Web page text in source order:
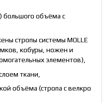
большого объёма с
стропы системы MOLLE
кобуры, ножен и
элементов),
ткани,
объёма (стропа с велкро